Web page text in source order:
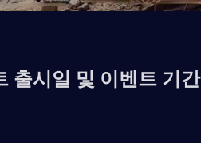
출시일 및 이벤트 기간